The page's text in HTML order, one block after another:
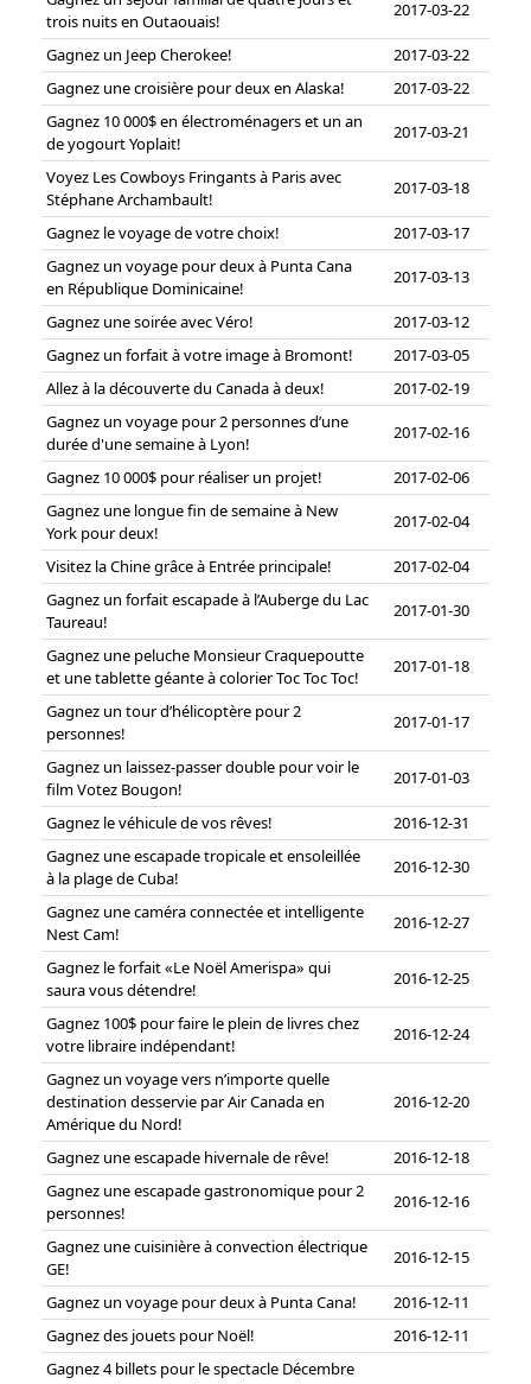
trois nuits en Outaouais!
2017-03-22
Gagnez un Jeep Cherokee!
2017-03-22
Gagnez une croisière pour deux en Alaska!
2017-03-22
Gagnez 10 000$ en électroménagers et un an
de yogourt Yoplait!
2017-03-21
Voyez Les Cowboys Fringants à Paris avec
Stéphane Archambault!
2017-03-18
Gagnez le voyage de votre choix!
2017-03-17
Gagnez un voyage pour deux à Punta Cana
en République Dominicaine!
2017-03-13
Gagnez une soirée avec Véro!
2017-03-12
Gagnez un forfait à votre image à Bromont!
2017-03-05
Allez à la découverte du Canada à deux!
2017-02-19
Gagnez un voyage pour 2 personnes d’une
durée d'une semaine à Lyon!
2017-02-16
Gagnez 10 000$ pour réaliser un projet!
2017-02-06
Gagnez une longue fin de semaine à New
York pour deux!
2017-02-04
Visitez la Chine grâce à Entrée principale!
2017-02-04
Gagnez un forfait escapade à l’Auberge du Lac
Taureau!
2017-01-30
Gagnez une peluche Monsieur Craquepoutte
et une tablette géante à colorier Toc Toc Toc!
2017-01-18
Gagnez un tour d’hélicoptère pour 2
personnes!
2017-01-17
Gagnez un laissez-passer double pour voir le
film Votez Bougon!
2017-01-03
Gagnez le véhicule de vos rêves!
2016-12-31
Gagnez une escapade tropicale et ensoleillée
à la plage de Cuba!
2016-12-30
Gagnez une caméra connectée et intelligente
Nest Cam!
2016-12-27
Gagnez le forfait «Le Noël Amerispa» qui
saura vous détendre!
2016-12-25
Gagnez 100$ pour faire le plein de livres chez
votre libraire indépendant!
2016-12-24
Gagnez un voyage vers n’importe quelle
destination desservie par Air Canada en
Amérique du Nord!
2016-12-20
Gagnez une escapade hivernale de rêve!
2016-12-18
Gagnez une escapade gastronomique pour 2
personnes!
2016-12-16
Gagnez une cuisinière à convection électrique
GE!
2016-12-15
Gagnez un voyage pour deux à Punta Cana!
2016-12-11
Gagnez des jouets pour Noël!
2016-12-11
Gagnez 4 billets pour le spectacle Décembre